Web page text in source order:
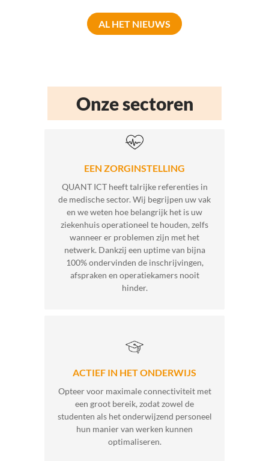
AL HET NIEUWS
Onze sectoren
EEN ZORGINSTELLING
QUANT ICT heeft talrijke referenties in
de medische sector. Wij begrijpen uw vak
en we weten hoe belangrijk het is uw
ziekenhuis operationeel te houden, zelfs
wanneer er problemen zijn met het
netwerk. Dankzij een uptime van bijna
100% ondervinden de inschrijvingen,
afspraken en operatiekamers nooit
hinder.
ACTIEF IN HET ONDERWIJS
Opteer voor maximale connectiviteit met
een groot bereik, zodat zowel de
studenten als het onderwijzend personeel
hun manier van werken kunnen
optimaliseren.